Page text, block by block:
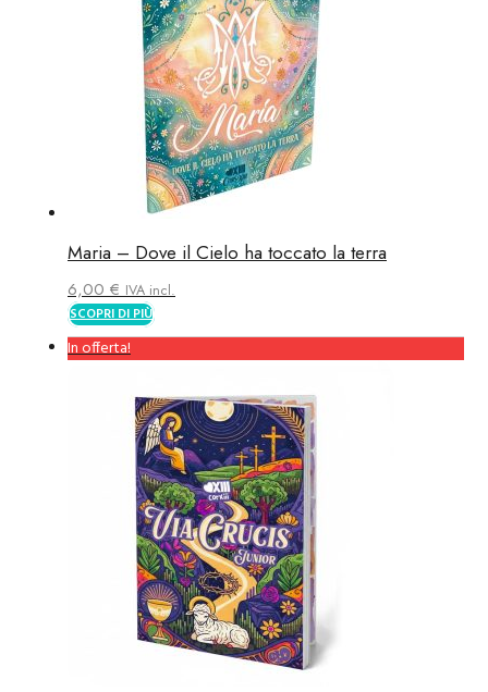
Maria – Dove il Cielo ha toccato la terra
6,00 € IVA incl.
SCOPRI DI PIÙ
In offerta!